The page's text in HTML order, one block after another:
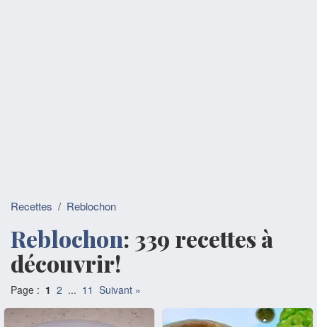
Recettes / Reblochon
Reblochon: 339 recettes à
découvrir!
Page : 1 2 ... 11 Suivant »